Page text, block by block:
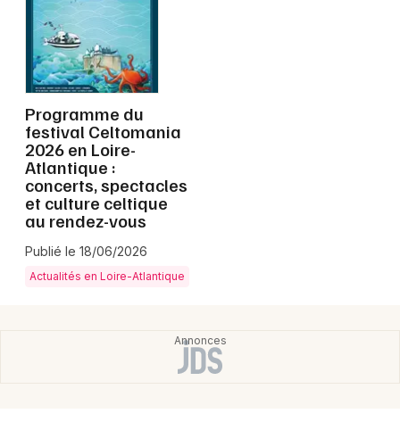
Newsletter des sorties
Artistes en tournée
Actus à Nantes
Magazine à Nantes
Programme du
festival Celtomania
2026 en Loire-
Atlantique :
concerts, spectacles
et culture celtique
au rendez-vous
Publié le 18/06/2026
Actualités en Loire-Atlantique